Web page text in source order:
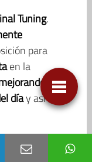
Tuning.
para
en la
la
díay así
introducción